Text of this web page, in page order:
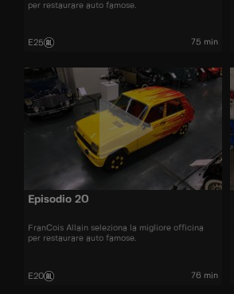
per restaurare auto famose.
E25 75 min
Episodio 20
FranCois Allain seleziona la migliore officina
per restaurare auto famose.
E20 76 min